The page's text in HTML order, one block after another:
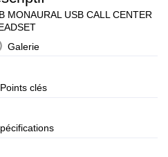
MONAURAL USB CALL CENTER
Galerie
Points clés